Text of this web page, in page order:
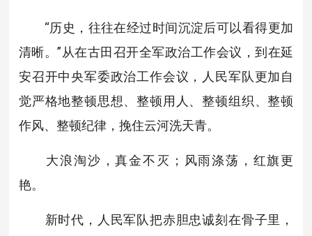
“历史，往往在经过时间沉淀后可以看得更加
清晰。”从在古田召开全军政治工作会议，到在延
安召开中央军委政治工作会议，人民军队更加自
觉严格地整顿思想、整顿用人、整顿组织、整顿
作风、整顿纪律，挽住云河洗天青。
大浪淘沙，真金不灭；风雨涤荡，红旗更
艳。
新时代，人民军队把赤胆忠诚刻在骨子里，